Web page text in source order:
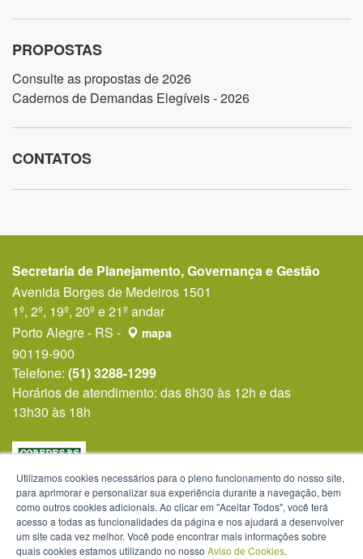
PROPOSTAS
Consulte as propostas de 2026
Cadernos de Demandas Elegíveis - 2026
CONTATOS
Secretaria de Planejamento, Governança e Gestão
Avenida Borges de Medeiros 1501
1º, 2º, 19º, 20º e 21º andar
Porto Alegre - RS -
mapa
90119-900
Telefone: (51) 3288-1299
Horários de atendimento: das 8h30 às 12h e das
13h30 às 18h
Utilizamos cookies necessários para o pleno funcionamento do nosso site,
para aprimorar e personalizar sua experiência durante a navegação, bem
como outros cookies adicionais. Ao clicar em "Aceitar Todos", você terá
acesso a todas as funcionalidades da página e nos ajudará a desenvolver
um site cada vez melhor. Você pode encontrar mais informações sobre
quais cookies estamos utilizando no nosso Aviso de Cookies.